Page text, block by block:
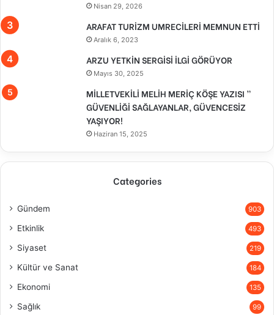
Nisan 29, 2026
ARAFAT TURİZM UMRECİLERİ MEMNUN ETTİ
Aralık 6, 2023
ARZU YETKİN SERGİSİ İLGİ GÖRÜYOR
Mayıs 30, 2025
MİLLETVEKİLİ MELİH MERİÇ KÖŞE YAZISI ”
GÜVENLİĞİ SAĞLAYANLAR, GÜVENCESİZ
YAŞIYOR!
Haziran 15, 2025
Categories
Gündem 903
Etkinlik 493
Siyaset 219
Kültür ve Sanat 184
Ekonomi 135
Sağlık 99